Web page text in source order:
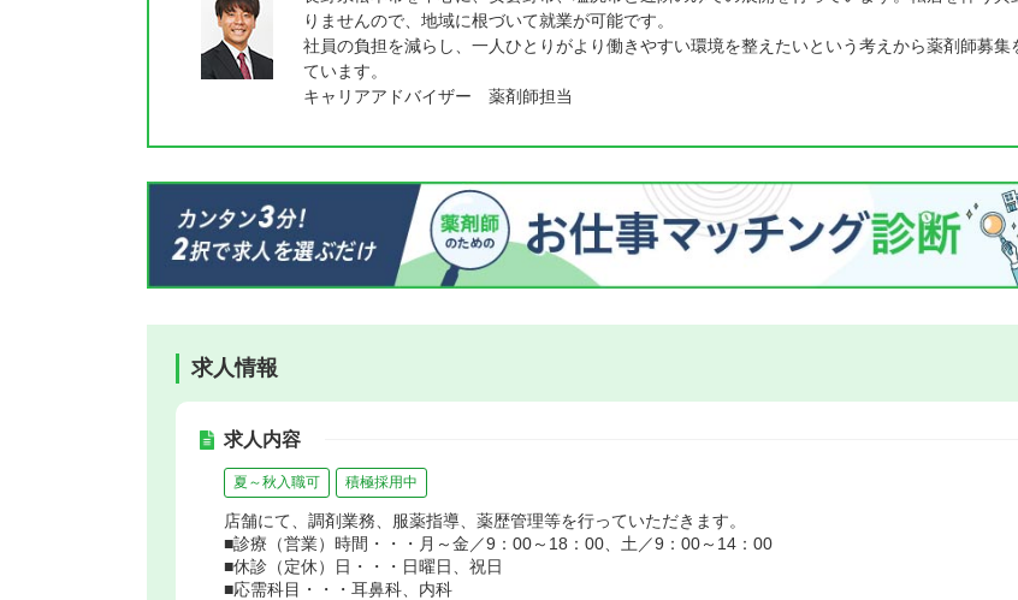
りませんので、地域に根づいて就業が可能です。
社員の負担を減らし、一人ひとりがより働きやすい環境を整えたいという考えから薬剤師募集
ています。
キャリアアドバイザー 薬剤師担当
求人情報
求人内容
夏～秋入職可 積極採用中
店舗にて、調剤業務、服薬指導、薬歴管理等を行っていただきます。
■診療（営業）時間・・・月～金／9：00～18：00、土／9：00～14：00
■休診（定休）日・・・日曜日、祝日
■応需科目・・・耳鼻科、内科